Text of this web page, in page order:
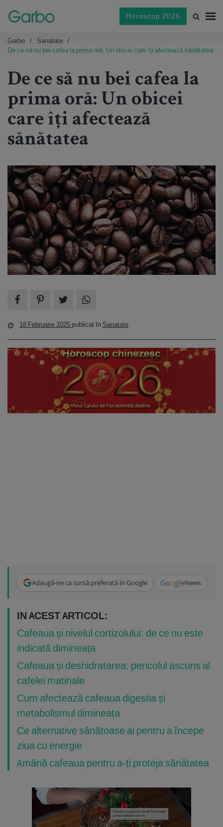
Horoscop 2026
Garbo
Sanatate
De ce să nu bei cafea la prima oră: Un obicei care îți afectează sănătatea
De ce să nu bei cafea la
prima oră: Un obicei
care îți afectează
sănătatea
18 Februarie 2025 publicat în Sanatate
Adaugă-ne ca sursă preferată în Google GoogleNews
IN ACEST ARTICOL:
Cafeaua și nivelul cortizolului: de ce nu este
indicată dimineața
Cafeaua și deshidratarea: pericolul ascuns al
cafelei matinale
Cum afectează cafeaua digestia și
metabolismul dimineața
Ce alternative sănătoase ai pentru a începe
ziua cu energie
Amână cafeaua pentru a-ți proteja sănătatea